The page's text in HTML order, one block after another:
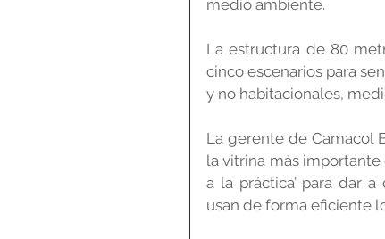
medio ambiente.
La estructura de 80
cinco escenarios para
y no habitacionales,
La gerente de Camacol
la vitrina más importante
a la práctica’ para dar
usan de forma eficiente